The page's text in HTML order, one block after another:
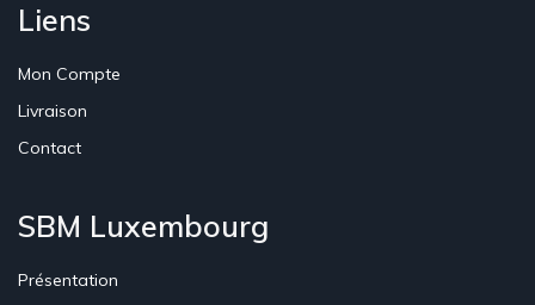
Liens
Mon Compte
Livraison
Contact
SBM Luxembourg
Présentation